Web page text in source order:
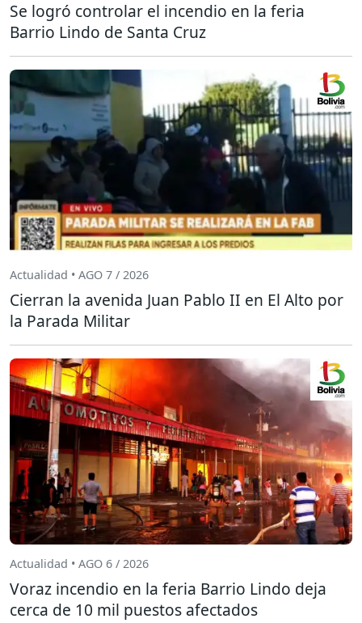
Se logró controlar el incendio en la feria
Barrio Lindo de Santa Cruz
Actualidad • AGO 7 / 2026
Cierran la avenida Juan Pablo II en El Alto por
la Parada Militar
Actualidad • AGO 6 / 2026
Voraz incendio en la feria Barrio Lindo deja
cerca de 10 mil puestos afectados